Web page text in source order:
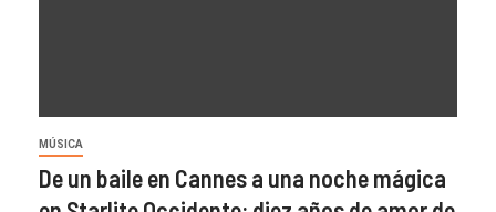
MÚSICA
De un baile en Cannes a una noche mágica